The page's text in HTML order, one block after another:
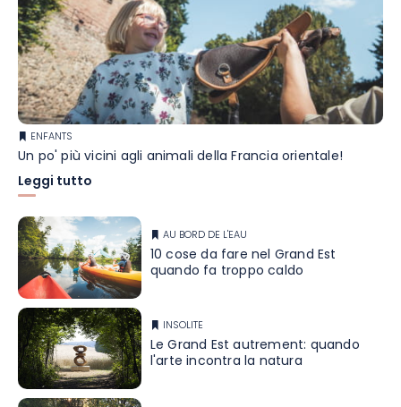
ENFANTS
Un po' più vicini agli animali della Francia orientale!
Leggi tutto
AU BORD DE L'EAU
10 cose da fare nel Grand Est
quando fa troppo caldo
INSOLITE
Le Grand Est autrement: quando
l'arte incontra la natura